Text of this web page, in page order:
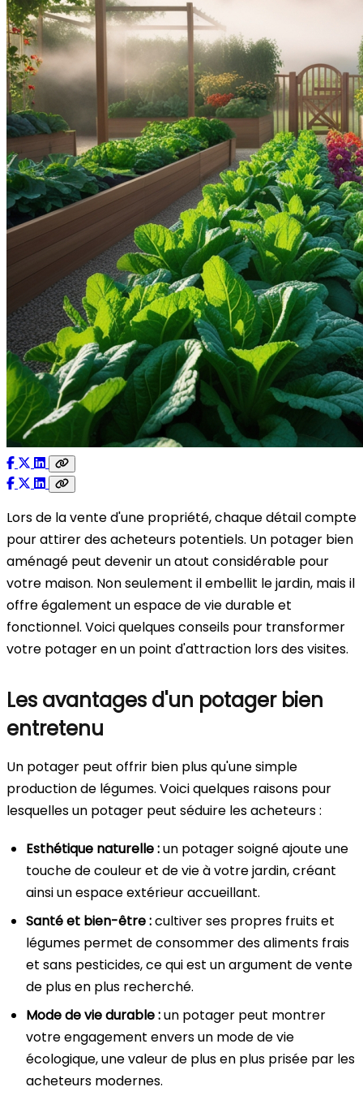
Lors de la vente d'une propriété, chaque détail compte
pour attirer des acheteurs potentiels. Un potager bien
aménagé peut devenir un atout considérable pour
votre maison. Non seulement il embellit le jardin, mais il
offre également un espace de vie durable et
fonctionnel. Voici quelques conseils pour transformer
votre potager en un point d'attraction lors des visites.
Les avantages d'un potager bien
entretenu
Un potager peut offrir bien plus qu'une simple
production de légumes. Voici quelques raisons pour
lesquelles un potager peut séduire les acheteurs :
Esthétique naturelle :un potager soigné ajoute une
touche de couleur et de vie à votre jardin, créant
ainsi un espace extérieur accueillant.
Santé et bien-être :cultiver ses propres fruits et
légumes permet de consommer des aliments frais
et sans pesticides, ce qui est un argument de vente
de plus en plus recherché.
Mode de vie durable :un potager peut montrer
votre engagement envers un mode de vie
écologique, une valeur de plus en plus prisée par les
acheteurs modernes.